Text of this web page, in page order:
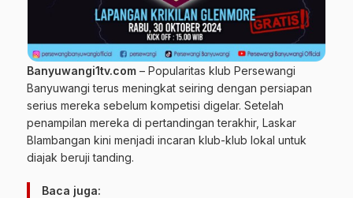
Banyuwangi1tv.com – Popularitas klub Persewangi
Banyuwangi terus meningkat seiring dengan persiapan
serius mereka sebelum kompetisi digelar. Setelah
penampilan mereka di pertandingan terakhir, Laskar
Blambangan kini menjadi incaran klub-klub lokal untuk
diajak beruji tanding.
Baca juga: